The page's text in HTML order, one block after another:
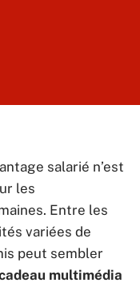
salarié n’est
les
Entre les
variées de
peut sembler
multimédia